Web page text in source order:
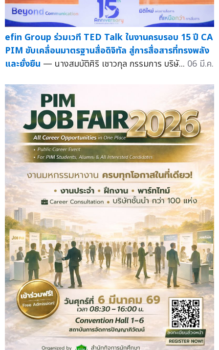
efin Group ร่วมเวที TED Talk ในงานครบรอบ 15 ปี CA
PIM ขับเคลื่อนมาตรฐานสื่อดิจิทัล สู่การสื่อสารที่ทรงพลัง
และยั่งยืน — นางสมบัติศิริ เชาวกุล กรรมการ บริษั... 06 มี.ค.